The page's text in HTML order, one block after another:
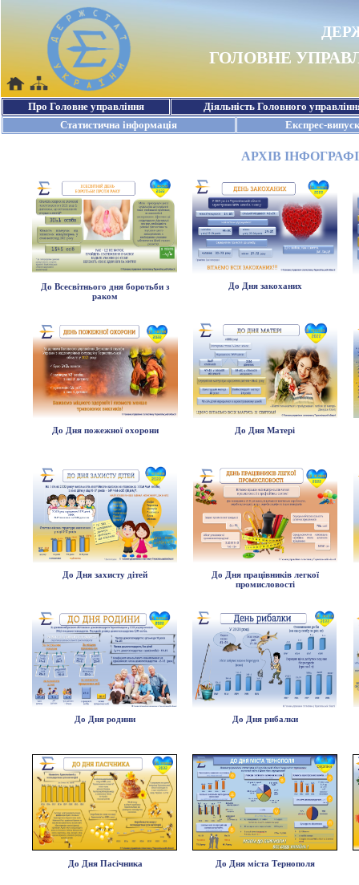
АРХІВ
До Всесвітнього дня боротьби з
раком
До Дня закоханих
До Дня пожежної охорони До Дня Матері
До Дня захисту дітей
До Дня працівників легкої
промисловості
До Дня родини До Дня рибалки
До Дня Пасічника До Дня міста Тернополя